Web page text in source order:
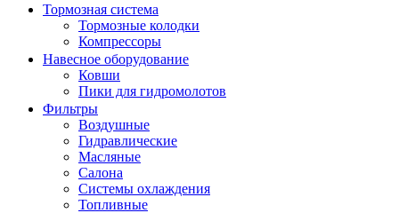
Тормозная система
Тормозные колодки
Компрессоры
Навесное оборудование
Ковши
Пики для гидромолотов
Фильтры
Воздушные
Гидравлические
Масляные
Салона
Системы охлаждения
Топливные